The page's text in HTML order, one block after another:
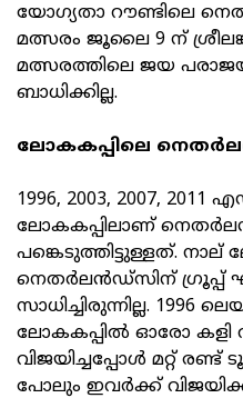
യോഗ്യതാ റൗണ്ടിലെ
മത്സരം ജൂലൈ 9 ന്
മത്സരത്തിലെ ജയ
ബാധിക്കില്ല.
ലോകകപ്പിലെ
1996, 2003, 2007,
ലോകകപ്പിലാണ്
പങ്കെടുത്തിട്ടുള്ളത്.
നെതർലൻഡ്സിന് ഗ്രൂപ്പ്
സാധിച്ചിരുന്നില്ല. 1996
ലോകകപ്പിൽ ഓരോ
വിജയിച്ചപ്പോൾ മറ്റ്
പോലും ഇവർക്ക്